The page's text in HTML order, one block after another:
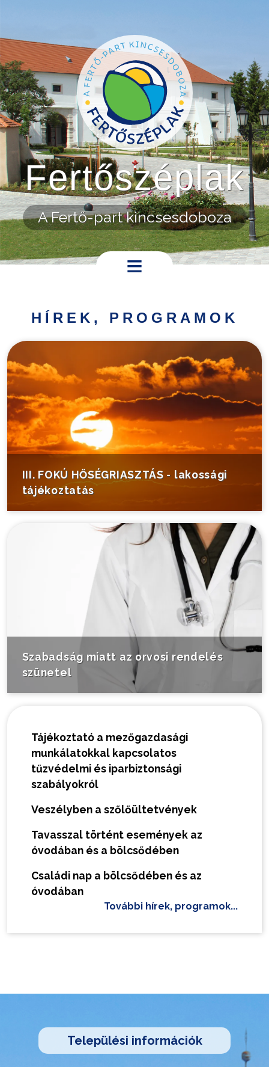
Fertőszéplak
A Fertő-part kincsesdoboza
Települési
Turistáknak
Pályázatok
Választás
HÍREK, PROGRAMOK
III. FOKÚ HŐSÉGRIASZTÁS - lakossági
tájékoztatás
Szabadság miatt az orvosi rendelés
szünetel
Tájékoztató a mezőgazdasági
munkálatokkal kapcsolatos
tűzvédelmi és iparbiztonsági
szabályokról
Veszélyben a szőlőültetvények
Tavasszal történt események az
óvodában és a bölcsődében
Családi nap a bölcsődében és az
óvodában
További hírek, programok...
Települési információk